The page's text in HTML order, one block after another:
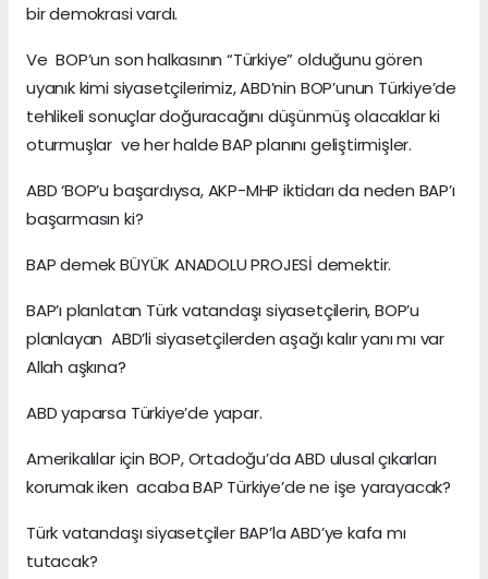
bir demokrasi vardı.
Ve BOP’un son halkasının “Türkiye” olduğunu gören
uyanık kimi siyasetçilerimiz, ABD’nin BOP’unun Türkiye’de
tehlikeli sonuçlar doğuracağını düşünmüş olacaklar ki
oturmuşlar ve her halde BAP planını geliştirmişler.
ABD ‘BOP’u başardıysa, AKP-MHP iktidarı da neden BAP’ı
başarmasın ki?
BAP demek BÜYÜK ANADOLU PROJESİ demektir.
BAP’ı planlatan Türk vatandaşı siyasetçilerin, BOP’u
planlayan ABD’li siyasetçilerden aşağı kalır yanı mı var
Allah aşkına?
ABD yaparsa Türkiye’de yapar.
Amerikalılar için BOP, Ortadoğu’da ABD ulusal çıkarları
korumak iken acaba BAP Türkiye’de ne işe yarayacak?
Türk vatandaşı siyasetçiler BAP’la ABD’ye kafa mı
tutacak?